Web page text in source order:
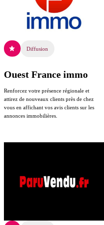
Diffusion
Ouest France immo
Renforcez votre présence régionale et
attirez de nouveaux clients près de chez
vous en affichant vos avis clients sur les
annonces immobilières.